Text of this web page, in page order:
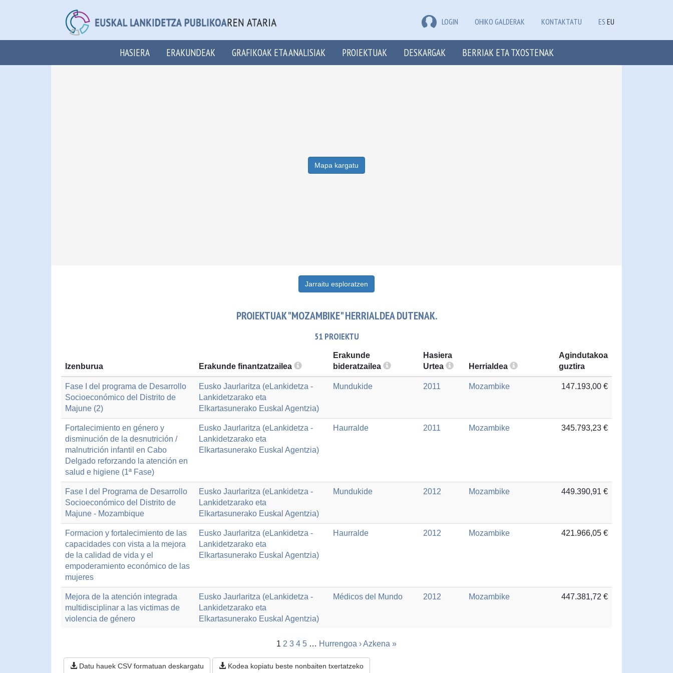
LOGIN OHIKO GALDERAK KONTAKTATU ES EU
HASIERA ERAKUNDEAK GRAFIKOAK ETA ANALISIAK PROIEKTUAK DESKARGAK BERRIAK ETA TXOSTENAK
Mapa kargatu
Jarraitu esploratzen
PROIEKTUAK "MOZAMBIKE" HERRIALDEA DUTENAK.
51 PROIEKTU
Izenburua Erakunde finantzatzailea
Erakunde
bideratzailea
Hasiera
Urtea
Herrialdea
Agindutakoa
guztira
Fase I del programa de Desarrollo
Socioeconómico del Distrito de
Majune (2)
Eusko Jaurlaritza (eLankidetza -
Lankidetzarako eta
Elkartasunerako Euskal Agentzia)
Mundukide 2011 Mozambike 147.193,00 €
Fortalecimiento en género y
disminución de la desnutrición /
malnutrición infantil en Cabo
Delgado reforzando la atención en
salud e higiene (1ª Fase)
Eusko Jaurlaritza (eLankidetza -
Lankidetzarako eta
Elkartasunerako Euskal Agentzia)
Haurralde 2011 Mozambike 345.793,23 €
Fase I del Programa de Desarrollo
Socioeconómico del Distrito de
Majune - Mozambique
Eusko Jaurlaritza (eLankidetza -
Lankidetzarako eta
Elkartasunerako Euskal Agentzia)
Mundukide 2012 Mozambike 449.390,91 €
Formacion y fortalecimiento de las
capacidades con vista a la mejora
de la calidad de vida y el
empoderamiento económico de las
mujeres
Eusko Jaurlaritza (eLankidetza -
Lankidetzarako eta
Elkartasunerako Euskal Agentzia)
Haurralde 2012 Mozambike 421.966,05 €
Mejora de la atención integrada
multidisciplinar a las victimas de
violencia de género
Eusko Jaurlaritza (eLankidetza -
Lankidetzarako eta
Elkartasunerako Euskal Agentzia)
Médicos del Mundo 2012 Mozambike 447.381,72 €
1 2 3 4 5 … Hurrengoa ›Azkena »
Datu hauek CSV formatuan deskargatu Kodea kopiatu beste nonbaiten txertatzeko